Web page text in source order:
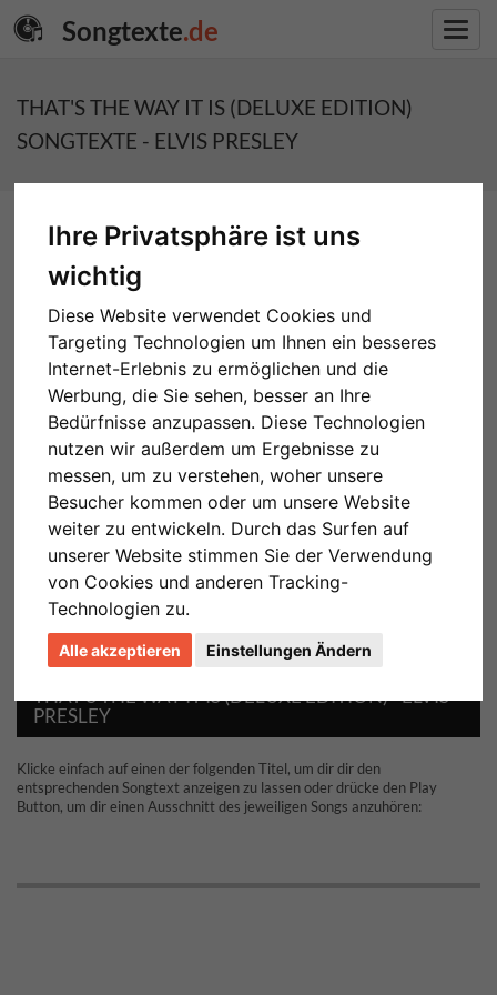
Ihre Privatsphäre ist uns
wichtig
Diese Website verwendet Cookies und
Targeting Technologien um Ihnen ein besseres
Internet-Erlebnis zu ermöglichen und die
Werbung, die Sie sehen, besser an Ihre
Bedürfnisse anzupassen. Diese Technologien
nutzen wir außerdem um Ergebnisse zu
messen, um zu verstehen, woher unsere
Besucher kommen oder um unsere Website
weiter zu entwickeln. Durch das Surfen auf
unserer Website stimmen Sie der Verwendung
von Cookies und anderen Tracking-
Technologien zu.
Alle akzeptieren Einstellungen Ändern
Songtexte.de
THAT'S THE WAY IT IS (DELUXE EDITION)
SONGTEXTE - ELVIS PRESLEY
THAT'S THE WAY IT IS (DELUXE EDITION) - ELVIS
PRESLEY
Klicke einfach auf einen der folgenden Titel, um dir dir den
entsprechenden Songtext anzeigen zu lassen oder drücke den Play
Button, um dir einen Ausschnitt des jeweiligen Songs anzuhören: